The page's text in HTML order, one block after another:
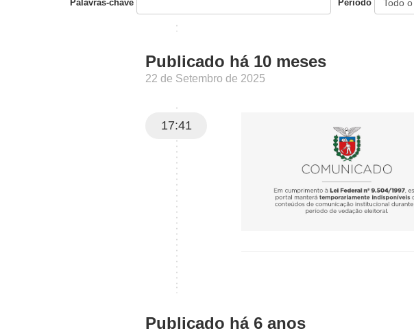
Palavras-chave Período
Publicado há 10 meses
22 de Setembro de 2025
17:41
Publicado há 6 anos